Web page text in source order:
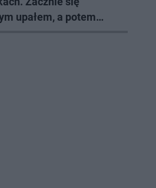
upałem, a potem